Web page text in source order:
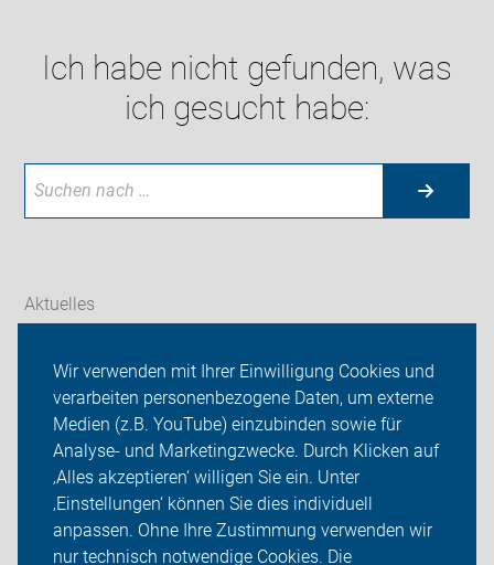
Wir verwenden mit Ihrer Einwilligung Cookies und
verarbeiten personenbezogene Daten, um externe
Medien (z.B. YouTube) einzubinden sowie für
Analyse- und Marketingzwecke. Durch Klicken auf
‚Alles akzeptieren‘ willigen Sie ein. Unter
‚Einstellungen‘ können Sie dies individuell
anpassen. Ohne Ihre Zustimmung verwenden wir
nur technisch notwendige Cookies. Die
Ich habe nicht gefunden, was
ich gesucht habe:
Aktuelles
ADFC Thüringen
Sei dabei
Presse